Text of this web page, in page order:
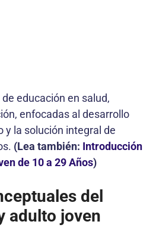
educación en salud,
enfocadas al desarrollo
y la solución integral de
(Lea también: Introducción
de 10 a 29 Años)
del
adulto joven